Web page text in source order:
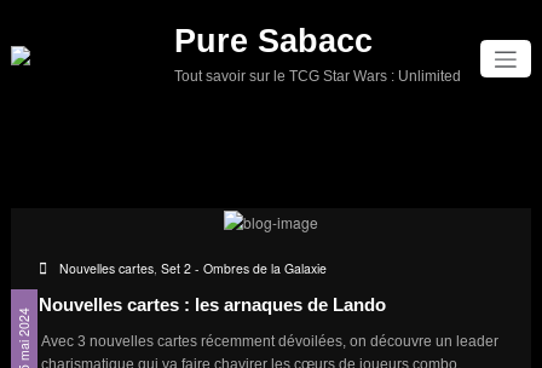
contenu
Pure Sabacc
Tout savoir sur le TCG Star Wars : Unlimited
15 mai 2024
Nouvelles cartes, Set 2 - Ombres de la Galaxie
Nouvelles cartes : les arnaques de Lando
Avec 3 nouvelles cartes récemment dévoilées, on découvre un leader
charismatique qui va faire chavirer les cœurs de joueurs combo.